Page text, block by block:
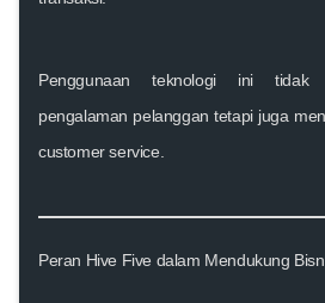
Penggunaan teknologi ini tidak
pengalaman pelanggan tetapi juga
customer service.
Peran Hive Five dalam Mendukung